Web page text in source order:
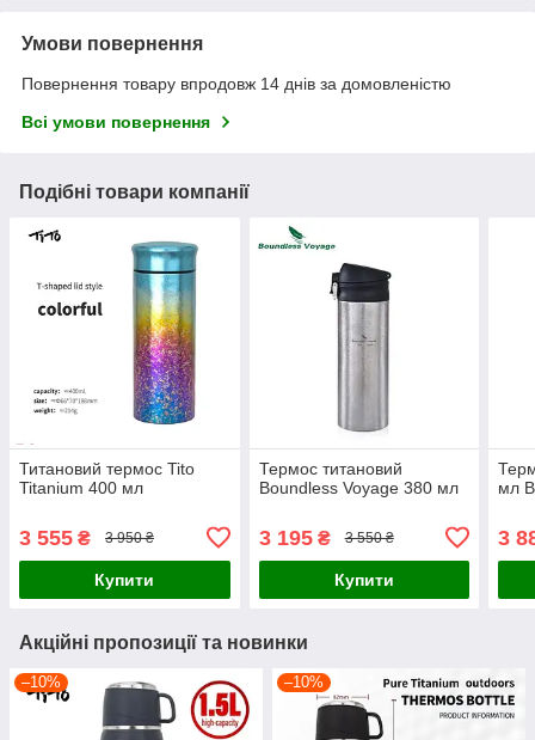
Умови повернення
Повернення товару впродовж 14 днів за домовленістю
Всі умови повернення
Подібні товари компанії
Титановий термос Tito
Titanium 400 мл
3 555 ₴ 3 950 ₴
Купити
Термос титановий
Boundless Voyage 380 мл
3 195₴ 3 550 ₴
Купити
мл
3
Акційні пропозиції та новинки
–10% –10%